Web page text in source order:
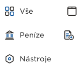
Vše
Peníze
Nástroje